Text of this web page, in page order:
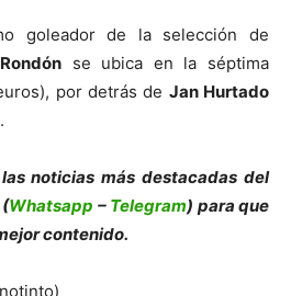
goleador de la selección de
se ubica en la séptima
por detrás de Jan Hurtado
noticias más destacadas del
Whatsapp – Telegram) para que
contenido.